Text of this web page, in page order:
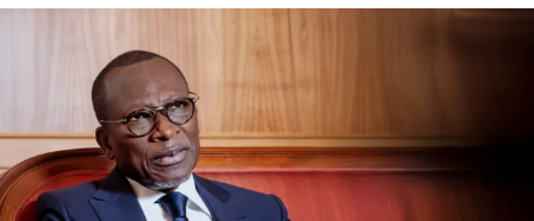
ghanéen sera la plus forte du continent africain, devant
celle de l’Éthiopie, à pratiquement 8,5%. Le
gouvernement compte en faire bon usage pour combler le
déficit, qu’il a pour objectif de réduire à 3% en 2019.
RELATED TOPICS:
UP NEXT